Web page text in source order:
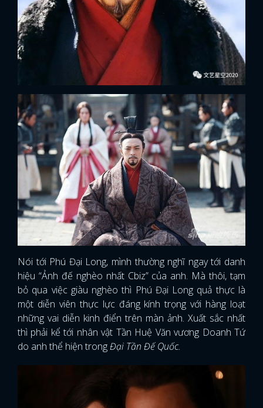
ĐĂNG NHẬP
Nói tới Phú Đại Long, mình thường nghĩ ngay tới danh
hiệu “Ảnh đế nghèo nhất Cbiz” của anh. Mà thôi, tạm
bỏ qua việc giàu nghèo thì Phú Đại Long quả thực là
một diễn viên thực lực đáng kính trọng với hàng loạt
những vai diễn kinh điển trên màn ảnh. Xuất sắc nhất
thì phải kể tới nhân vật Tần Huệ Văn vương Doanh Tứ
do anh thể hiện trongĐại Tần Đế Quốc.